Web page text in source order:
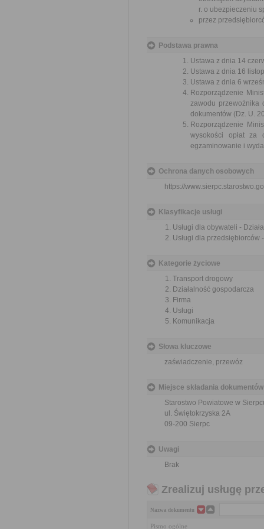
r. o ubezpieczeniu
przez
Podstawa prawna
Ustawa z dnia 14
Ustawa z dnia 16
Ustawa z dnia 6
Rozporządzenie
zawodu przewoźnika
dokumentów (Dz. U.
Rozporządzenie
wysokości opłat za
egzaminowanie i
Ochrona danych osobowych
https://
Klasyfikacje usługi
Usługi dla obywateli -
Usługi dla przedsiębiorców
Kategorie życiowe
Transport drogowy
Działalność gospodarcza
Firma
Usługi
Komunikacja
Słowa kluczowe
zaświadczenie, przewóz
Miejsce składania dokumentów
Starostwo Powiatowe w
ul. Świętokrzyska 2A
09-200 Sierpc
Uwagi
Brak
Zrealizuj usługę
Nazwa dokumentu
Pismo ogólne